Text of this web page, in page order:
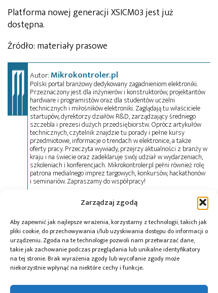
Zarządzaj zgodą
Aby zapewnić jak najlepsze wrażenia, korzystamy z technologii, takich jak
pliki cookie, do przechowywania i/lub uzyskiwania dostępu do informacji o
urządzeniu. Zgoda na te technologie pozwoli nam przetwarzać dane,
takie jak zachowanie podczas przeglądania lub unikalne identyfikatory
na tej stronie. Brak wyrażenia zgody lub wycofanie zgody może
niekorzystnie wpłynąć na niektóre cechy i funkcje.
Platforma nowej generacji XSICM03 jest już
dostępna.
Źródło: materiały prasowe
Autor:Mikrokontroler.pl
Polski portal branżowy dedykowany zagadnieniom elektroniki.
Przeznaczony jest dla inżynierów i konstruktorów, projektantów
hardware i programistów oraz dla studentów uczelni
technicznych i miłośników elektroniki. Zaglądają tu właściciele
startupów, dyrektorzy działów R&D, zarządzający średniego
szczebla i prezesi dużych przedsiębiorstw. Oprócz artykułów
technicznych, czytelnik znajdzie tu porady i pełne kursy
przedmiotowe, informacje o trendach w elektronice, a także
oferty pracy. Przeczyta wywiady, przejrzy aktualności z branży w
kraju i na świecie oraz zadeklaruje swój udział w wydarzeniach,
szkoleniach i konferencjach. Mikrokontroler.pl pełni również rolę
patrona medialnego imprez targowych, konkursów, hackathonów
i seminariów. Zapraszamy do współpracy!
Tagi: ,X-FAB, XSICM03
Przeczytaj również: